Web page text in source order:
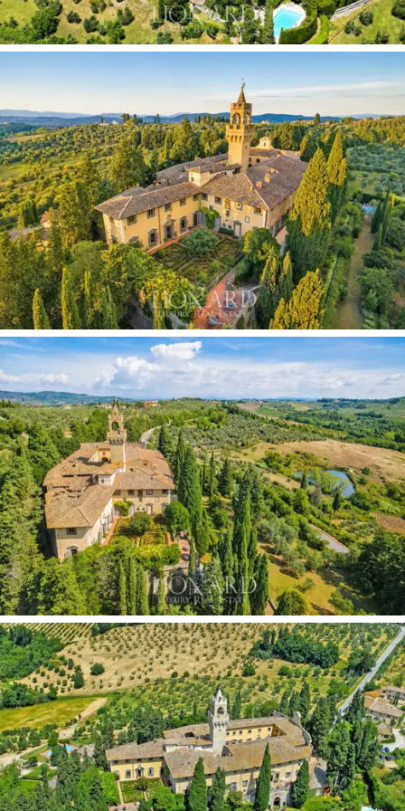
alatt a birtok a reneszánsz„művészeti trezorává”
vált, amelyet biztonsága miatt titkos menedékként
választottak az Uffizi és a Palazzo Pitti272
remekművénekvédelmére, köztük Botticelli
Primaverájának, valamint Giotto és Ghirlandaio
történelmi alkotásainak. A 20. század elején a környék
a nemzetközi arisztokrácia mágnesévé vált: Sir George
Sitwell megvásárolta a birtokot, és 1921-ben megbízta
a toszkán mestert, Gino Severinita híres„Sala delle
Maschere” (Álarcok Csarnoka)megalkotásával, egy
festői remekművel, amely a nappalit a Commedia
dell'Arte karaktereivel díszíti, friss mediterrán fényben.
A birtok négy impozáns építészeti építményből áll, a
főépület összesen körülbelül 6740 négyzetmétert
foglal el, valamint további 430 négyzetméternyi
történelmi melléképületből és raktárhelyiségből. A
földszintenegy pazar fogadótér, egy nagy közös
társalgó található, amelyet egy impozáns kandalló
fokoz, valamint két tágas, korabeli étkező található
professzionális konyhával, amelyek akár 150 vendég
befogadására is alkalmasak. Azemeleteken29
impozáns apartmanés a hozzájuk tartozó
vendéglakosztályok kaptak helyet, ahol a freskókkal
díszített mennyezet, az elegáns díszlécek és a 18.
századi szalonok keverednek a fa gerendák, terrakotta
csempék és antik terrakotta padló rusztikus toszkán
bájával.A Nemes Kápolnaa legnagyobb presztízsű tér,
amelyet teljes egészében a barokk festő, Cosimo
Ulivelli freskói festettek, és a kastély szent szárnyát
díszíti. A központi komplexumtól nem messze található
egy régi, kétszintes pajta, amelyet ízlésesen